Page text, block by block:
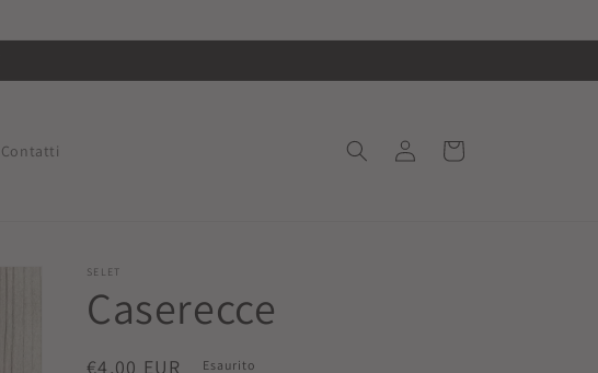
Contatti Accedi Carrello
SELET
Caserecce
Prezzo
€4,00 EUR Esaurito